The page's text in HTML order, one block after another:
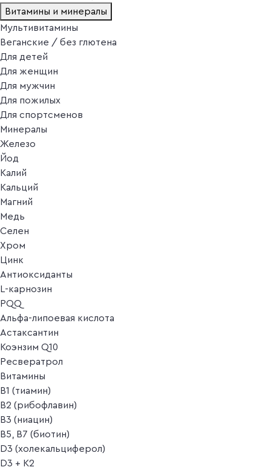
Витамины и минералы
Мультивитамины
Веганские / без глютена
Для детей
Для женщин
Для мужчин
Для пожилых
Для спортсменов
Минералы
Железо
Йод
Калий
Кальций
Магний
Медь
Селен
Хром
Цинк
Антиоксиданты
L-карнозин
PQQ
Альфа-липоевая кислота
Астаксантин
Коэнзим Q10
Ресвератрол
Витамины
B1 (тиамин)
B2 (рибофлавин)
B3 (ниацин)
B5, B7 (биотин)
D3 (холекальциферол)
D3 + K2